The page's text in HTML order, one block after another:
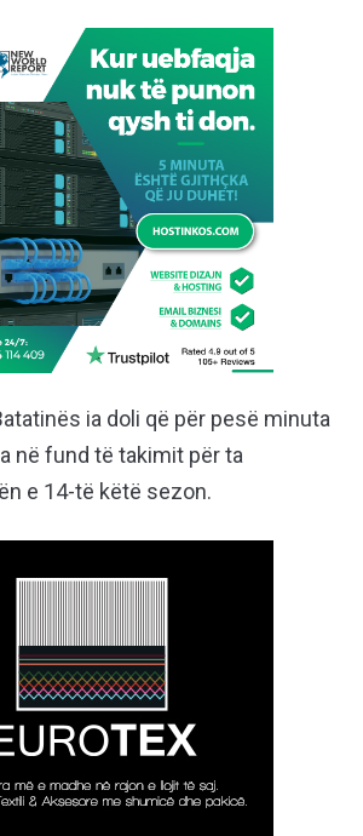
ia doli që për pesë minuta
në fund të takimit për ta
e 14-të këtë sezon.